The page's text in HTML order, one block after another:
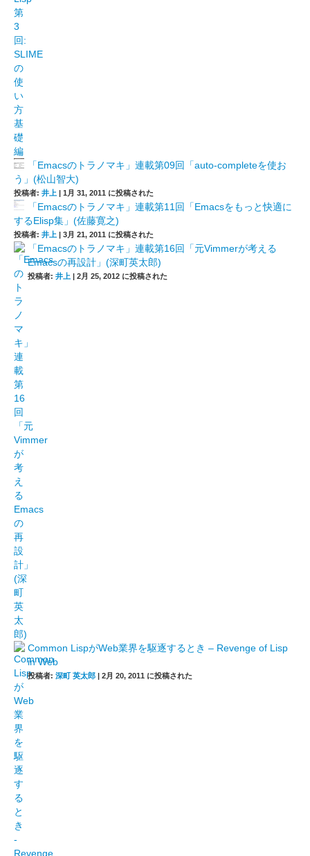
「Emacsのトラノマキ」連載第09回「auto-completeを使お
う」(松山智大)
投稿者: 井上 | 1月 31, 2011 に投稿された
「Emacsのトラノマキ」連載第11回「Emacsをもっと快適に
するElisp集」(佐藤寛之)
投稿者: 井上 | 3月 21, 2011 に投稿された
「Emacsのトラノマキ」連載第16回「元Vimmerが考える
Emacsの再設計」(深町英太郎)
投稿者: 井上 | 2月 25, 2012 に投稿された
Common LispがWeb業界を駆逐するとき – Revenge of Lisp
in Web
投稿者: 深町 英太郎 | 2月 20, 2011 に投稿された